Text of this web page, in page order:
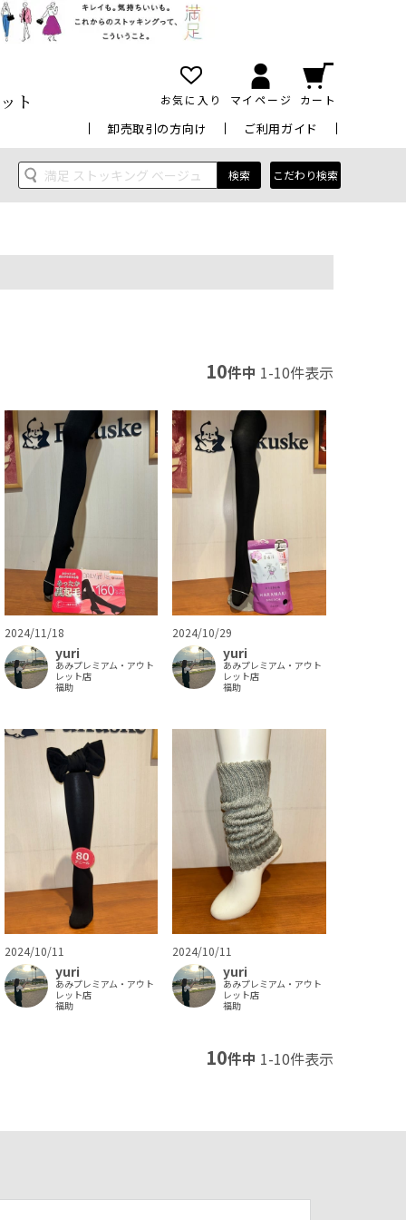
ト お気に入り マイページ カート
卸売取引の方向け ご利用ガイド
検索 こだわり検索
10件中 1-10件表示
2024/11/18
yuri
あみプレミアム・アウト
レット店
福助
2024/10/29
yuri
あみプレミアム・アウト
レット店
福助
2024/10/11
yuri
あみプレミアム・アウト
レット店
福助
2024/10/11
yuri
あみプレミアム・アウト
レット店
福助
10件中 1-10件表示